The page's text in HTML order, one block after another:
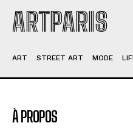
ARTPARIS
ART STREET ART MODE
À PROPOS